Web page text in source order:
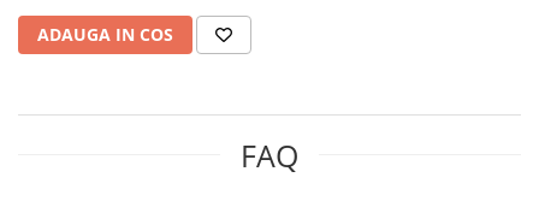
HoReCa
Pentru masini de spalat si polish
ADAUGA IN COS
FAQ